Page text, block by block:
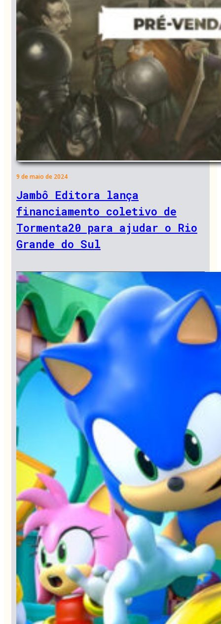
9 de maio de 2024
Jambô Editora lança
financiamento coletivo de
Tormenta20 para ajudar o Rio
Grande do Sul